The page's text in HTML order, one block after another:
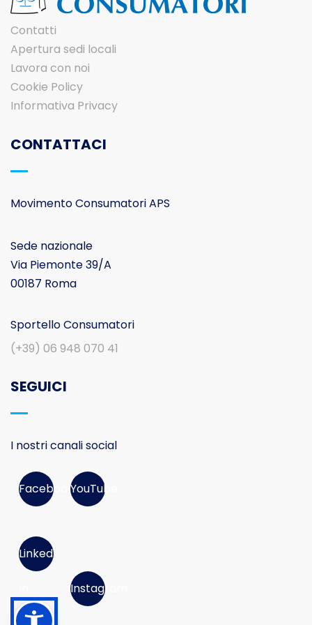
Contatti
Apertura sedi locali
Lavora con noi
Cookie Policy
Informativa Privacy
CONTATTACI
Movimento Consumatori APS
Sede nazionale
Via Piemonte 39/A
00187 Roma
Sportello Consumatori
(+39) 06 948 070 41
SEGUICI
I nostri canali social
FacebookYouTube
Linked
Instagram